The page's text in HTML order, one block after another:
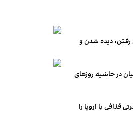
رفتن، دیده شدن و
در حاشیه روزهای
قذافی با اروپا را